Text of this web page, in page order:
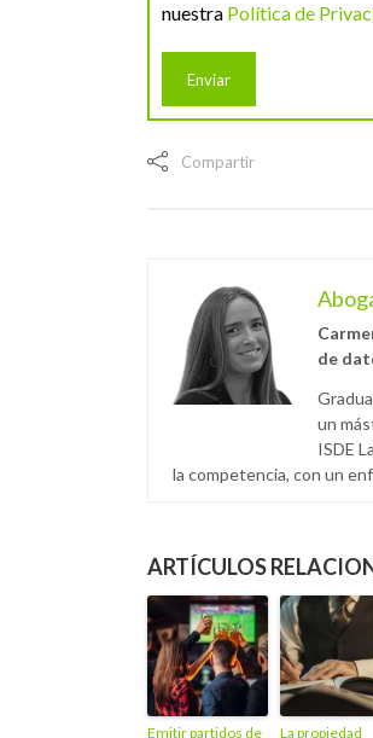
nuestra Política de
Compartir
de
un
ISDE
la competencia, con un
ARTÍCULOS
Emitir partidos de La propiedad